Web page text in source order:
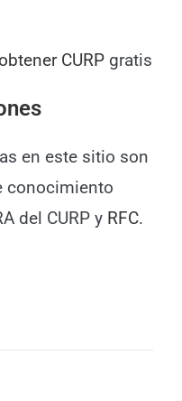
obtener CURP gratis
en este sitio son
conocimiento
del CURP y RFC.